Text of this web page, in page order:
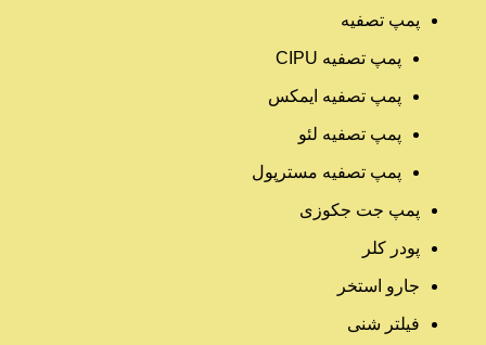
پمپ تصفیه
پمپ تصفیه CIPU
پمپ تصفیه ایمکس
پمپ تصفیه لئو
پمپ تصفیه مسترپول
پمپ جت جکوزی
پودر کلر
جارو استخر
فیلتر شنی